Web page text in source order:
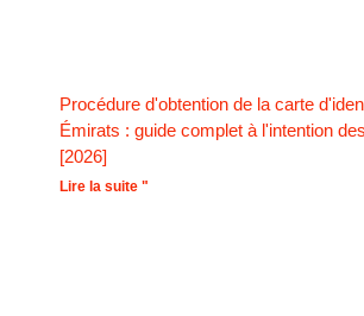
Procédure d'obtention de la carte
Émirats : guide complet à l'intention
[2026]
Lire la suite "